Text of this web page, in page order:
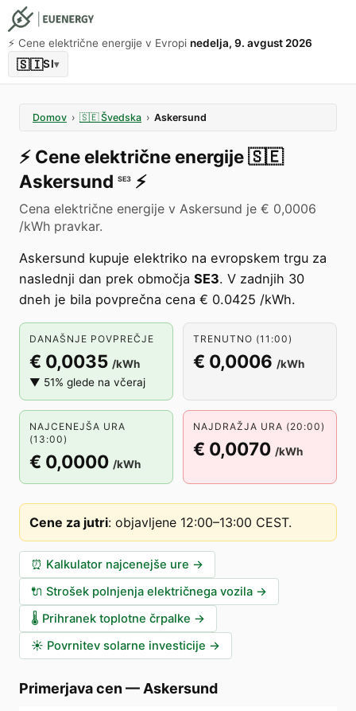
⚡️ Cene električne energije v Evropi nedelja, 9. avgust 2026
🇸🇮SI▾
Domov › 🇸🇪 Švedska › Askersund
⚡️ Cene električne energije🇸🇪
Askersund SE3 ⚡️
Cena električne energije v Askersund je € 0,0006
/kWh pravkar.
Askersund kupuje elektriko na evropskem trgu za
naslednji dan prek območja SE3. V zadnjih 30
dneh je bila povprečna cena € 0.0425 /kWh.
DANAŠNJE POVPREČJE
€ 0,0035 /kWh
▼ 51% glede na včeraj
TRENUTNO (11:00)
€ 0,0006 /kWh
NAJCENEJŠA URA
(13:00)
€ 0,0000 /kWh
NAJDRAŽJA URA (20:00)
€ 0,0070 /kWh
Cene za jutri: objavljene 12:00–13:00 CEST.
⏰ Kalkulator najcenejše ure →
🔌 Strošek polnjenja električnega vozila →
🌡️ Prihranek toplotne črpalke →
☀️ Povrnitev solarne investicije →
Primerjava cen — Askersund